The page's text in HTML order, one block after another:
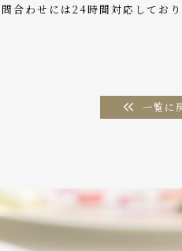
合わせには24時間対応してお
一覧に